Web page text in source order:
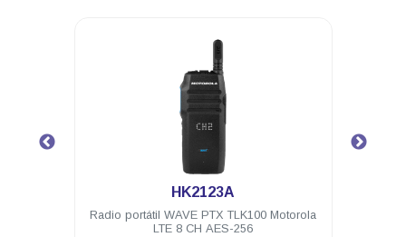
.
HK2123A
Radio portátil WAVE PTX TLK100 Motorola
LTE 8 CH AES-256